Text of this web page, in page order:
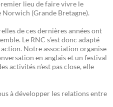
lieu de faire vivre le
(Grande Bretagne).
de ces dernières années ont
Le RNC s’est donc adapté
Notre association organise
en anglais et un festival
activités n’est pas close, elle
à développer les relations entre